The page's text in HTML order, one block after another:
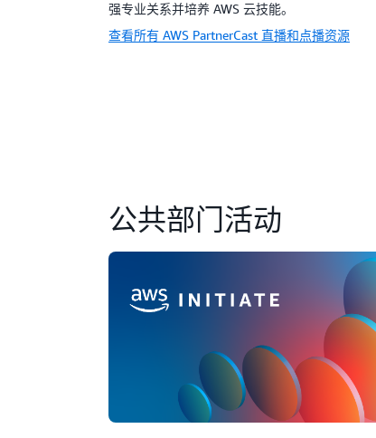
强专业关系并培养 AWS 云技能。
查看所有 AWS PartnerCast 直播和点播资源
公共部门活动